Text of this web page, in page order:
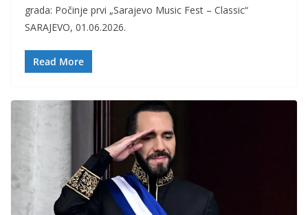
grada: Počinje prvi „Sarajevo Music Fest – Classic“
SARAJEVO, 01.06.2026.
Read More